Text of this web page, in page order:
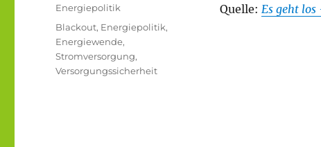
Quelle: Es geht los
Kategorien
Energiepolitik
Schlagwörter
Blackout, Energiepolitik,
Energiewende,
Stromversorgung,
Versorgungssicherheit